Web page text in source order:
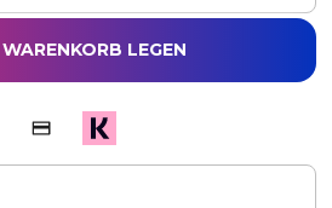
LEGEN